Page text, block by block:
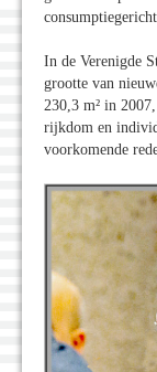
In de Verenigde
grootte van
230,3 m² in
rijkdom en
voorkomende